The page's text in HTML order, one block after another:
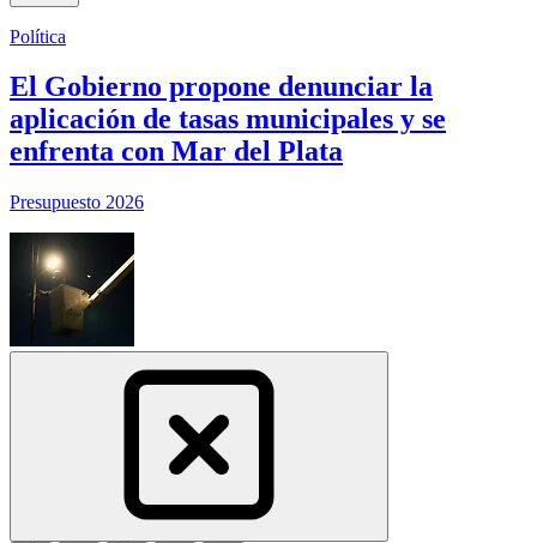
Política
El Gobierno propone denunciar la
aplicación de tasas municipales y se
enfrenta con Mar del Plata
Presupuesto 2026